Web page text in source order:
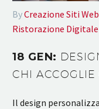
ByCreazione Siti
Ristorazione Digitale
18 GEN:
CHI ACCOGLIE
Il design